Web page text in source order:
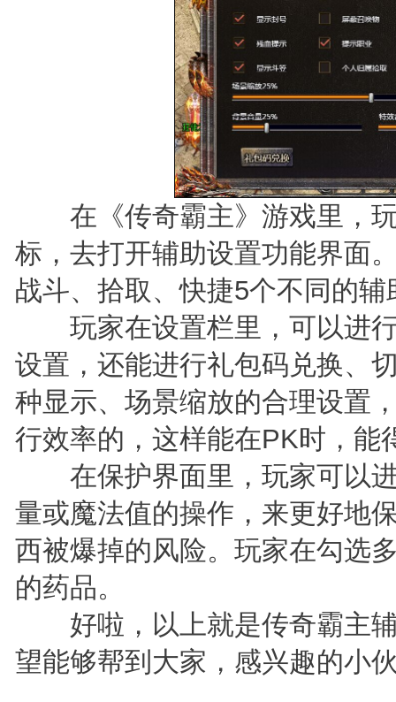
在《传奇霸主》游戏里，玩
标，去打开辅助设置功能界面
战斗、拾取、快捷5个不同的辅
玩家在设置栏里，可以进行
设置，还能进行礼包码兑换、
种显示、场景缩放的合理设置
行效率的，这样能在PK时，能
在保护界面里，玩家可以进
量或魔法值的操作，来更好地
西被爆掉的风险。玩家在勾选
的药品。
好啦，以上就是传奇霸主辅
望能够帮到大家，感兴趣的小